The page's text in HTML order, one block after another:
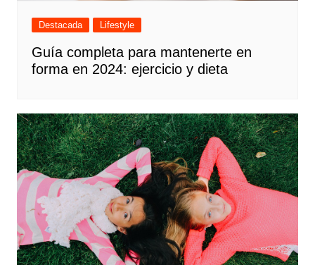
Destacada Lifestyle
Guía completa para mantenerte en
forma en 2024: ejercicio y dieta